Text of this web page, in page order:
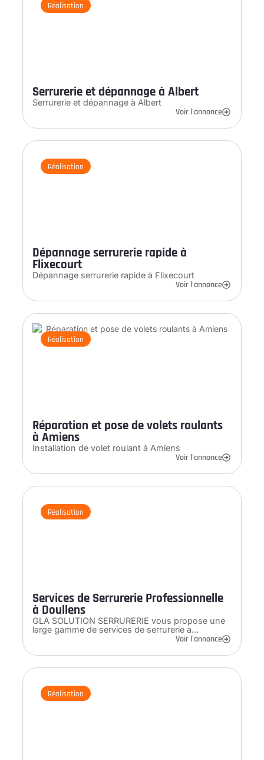
Réalisation
Serrurerie et dépannage à Albert
Serrurerie et dépannage à Albert
Voir l'annonce
Réalisation
Dépannage serrurerie rapide à
Flixecourt
Dépannage serrurerie rapide à Flixecourt
Voir l'annonce
Réalisation
Réparation et pose de volets roulants
à Amiens
Installation de volet roulant à Amiens
Voir l'annonce
Réalisation
Services de Serrurerie Professionnelle
à Doullens
GLA SOLUTION SERRURERIE vous propose une
large gamme de services de serrurerie a…
Voir l'annonce
Réalisation